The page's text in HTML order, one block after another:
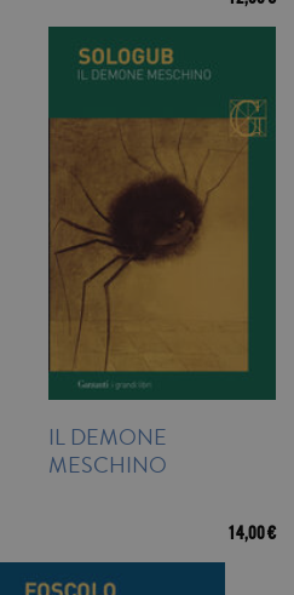
IL DEMONE
MESCHINO
14,00 €